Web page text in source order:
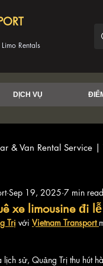
Rentals
DỊCH VỤ
& Van Rental Service |
xe limousine đi
Sep 19, 2025 7 min read
Trị với Vietnam Transport
sử, Quảng Trị thu hút